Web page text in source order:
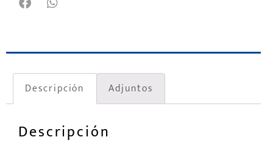
Descripción Adjuntos
Descripción